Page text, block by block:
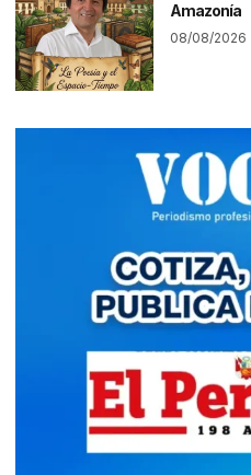
Amazonía
08/08/2026